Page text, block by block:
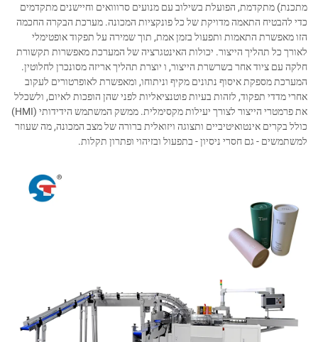
מתכנת) מתקדמת, הפועלת בשילוב עם מנועים סרווואים וחיישנים מתקדמים
כדי להבטיח התאמה מדויקת של כל פונקציות המכונה. מערכת הבקרה החכמה
הזו מאפשרת התאמות ותפעול בזמן אמת, תוך שמירה על תפקוד אופטימלי
לאורך כל תהליך הייצור. יכולות האינטגרציה של המערכת מאפשרות תקשורת
חלקה עם ציוד אחר בשרשרת הייצור, ו יוצרת תהליך אריזה מסונכרן לחלוטין.
המערכת מספקת איסוף נתונים מקיף וניתוחו, ומאפשרת לאופרטורים לעקוב
אחרי מדדי תפקוד, לזהות בעיות פוטנציאליות לפני שהן הופכות לאיום, ולשכלל
את פרמטרי הייצור לצורך יעילות מקסימלית. ממשק המשתמש הידידותי (HMI)
כולל בקרים אינטואיטיביים ותצוגה ויזואלית ברורה של מצב המכונה, מה שעוזר
למשתמשים - גם חסרי ניסיון - בתפעול ובזיהוי ופתרון תקלות.